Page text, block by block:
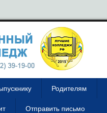
Родителям
Отправить письмо